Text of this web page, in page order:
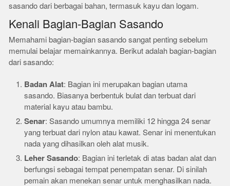
sasando dari berbagai bahan, termasuk kayu dan logam.
Kenali Bagian-Bagian Sasando
Memahami bagian-bagian sasando sangat penting sebelum
memulai belajar memainkannya. Berikut adalah bagian-bagian
dari sasando:
Badan Alat: Bagian ini merupakan bagian utama
sasando. Biasanya berbentuk bulat dan terbuat dari
material kayu atau bambu.
Senar: Sasando umumnya memiliki 12 hingga 24 senar
yang terbuat dari nylon atau kawat. Senar ini menentukan
nada yang dihasilkan oleh alat musik.
Leher Sasando: Bagian ini terletak di atas badan alat dan
berfungsi sebagai tempat penempatan senar. Di sinilah
pemain akan menekan senar untuk menghasilkan nada.